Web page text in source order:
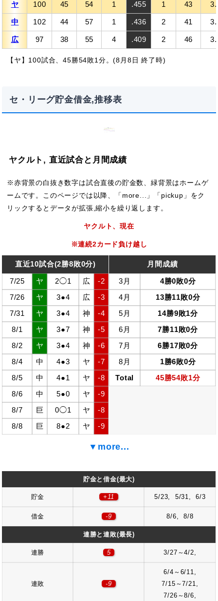
ヤ 100 45 54 1 .455 1 43
中 102 44 57 1 .436 2 41
広 97 38 55 4 .409 2 46
【ヤ】100試合、45勝54敗1分。(8月8日 終了時)
セ・リーグ貯金借金,推移表
ヤクルト, 直近試合と月間成績
赤背景の白抜き数字は試合直後の貯金数、緑背景はホームゲ
ームです。このページでは以降、「more...」「pickup」をク
リックするとデータが拡張,縮小を繰り返します。
ヤクルト、現在
※連続2カード負け越し
直近10試合(2勝8敗0分)
7/25 ヤ 2◯1 広 -2
7/26 ヤ 3●4 広 -3
7/31 ヤ 3●4 神 -4
8/1 ヤ 3●7 神 -5
8/2 ヤ 3●4 神 -6
8/4 中 4●3 ヤ -7
8/5 中 4●1 ヤ -8
8/6 中 5●0 ヤ -9
8/7 巨 0◯1 ヤ -8
8/8 巨 8●2 ヤ -9
月間成績
3月 4勝0敗0分
4月 13勝11敗0分
5月 14勝9敗1分
6月 7勝11敗0分
7月 6勝17敗0分
8月 1勝6敗0分
Total 45勝54敗1分
▼more...
貯金と借金(最大)
貯金 +11 5/23, 5/31, 6/3
借金 -9 8/6, 8/8
連勝と連敗(最長)
連勝 5 3/27～4/2,
連敗 -9
6/4～6/11,
7/15～7/21,
7/26～8/6,